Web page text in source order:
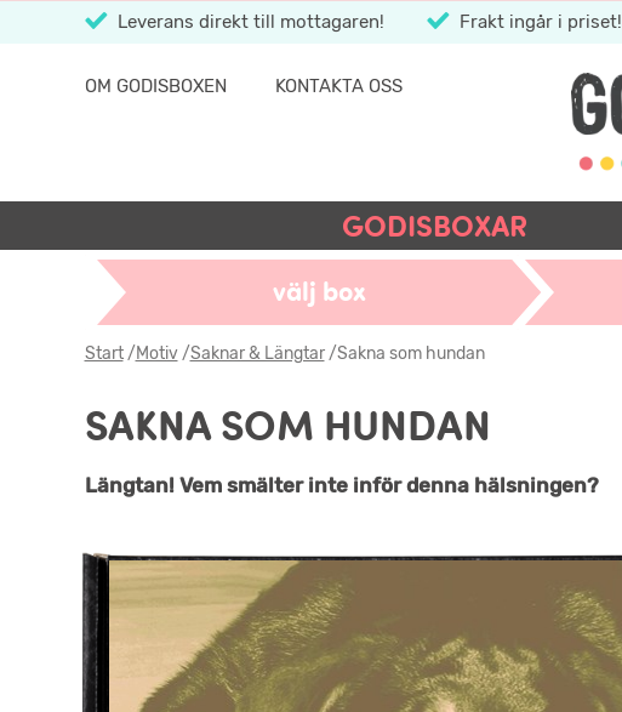
Leverans direkt till mottagaren! Frakt ingår i priset!
OM GODISBOXEN KONTAKTA OSS
GODISBOXAR
välj box
Start/Motiv/Saknar & Längtar/Sakna som hundan
SAKNA SOM HUNDAN
Längtan! Vem smälter inte inför denna hälsningen?